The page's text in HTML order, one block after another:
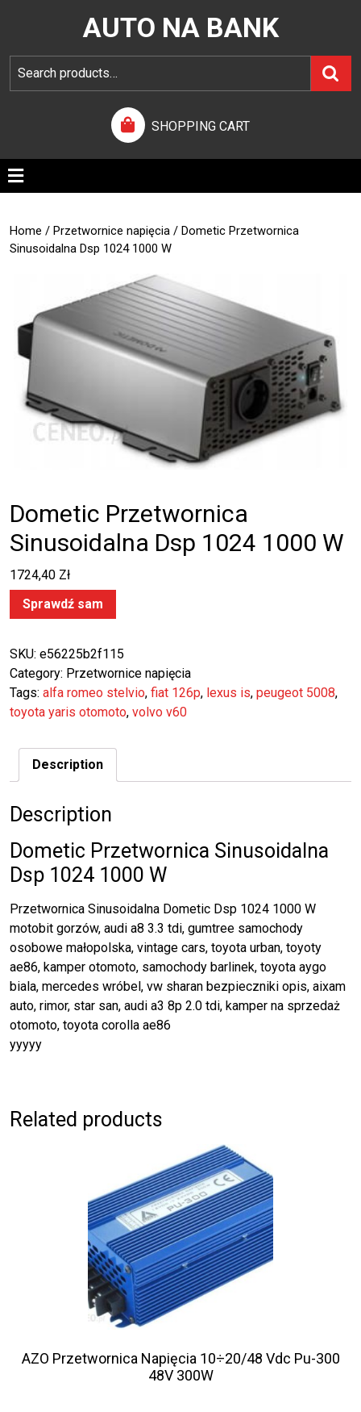
AUTO NA BANK
SHOPPING CART
Home / Przetwornice napięcia / Dometic Przetwornica
Sinusoidalna Dsp 1024 1000 W
Dometic Przetwornica
Sinusoidalna Dsp 1024 1000 W
1724,40 Zł
Sprawdź sam
SKU: e56225b2f115
Category: Przetwornice napięcia
Tags: alfa romeo stelvio, fiat 126p, lexus is, peugeot 5008,
toyota yaris otomoto, volvo v60
Description
Description
Dometic Przetwornica Sinusoidalna
Dsp 1024 1000 W
Przetwornica Sinusoidalna Dometic Dsp 1024 1000 W
motobit gorzów, audi a8 3.3 tdi, gumtree samochody
osobowe małopolska, vintage cars, toyota urban, toyoty
ae86, kamper otomoto, samochody barlinek, toyota aygo
biala, mercedes wróbel, vw sharan bezpieczniki opis, aixam
auto, rimor, star san, audi a3 8p 2.0 tdi, kamper na sprzedaż
otomoto, toyota corolla ae86
yyyyy
Related products
AZO Przetwornica Napięcia 10÷20/48 Vdc Pu-300
48V 300W